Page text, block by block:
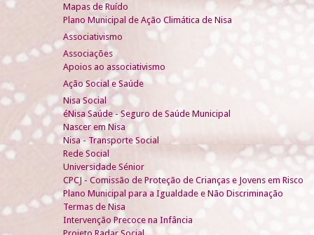
Mapas de Ruído
Plano Municipal de Ação Climática de Nisa
Associativismo
Associações
Apoios ao associativismo
Ação Social e Saúde
Nisa Social
éNisa Saúde - Seguro de Saúde Municipal
Nascer em Nisa
Nisa - Transporte Social
Rede Social
Universidade Sénior
CPCJ - Comissão de Proteção de Crianças e Jovens em Risco
Plano Municipal para a Igualdade e Não Discriminação
Termas de Nisa
Intervenção Precoce na Infância